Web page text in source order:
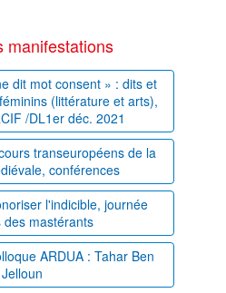
manifestations
dit mot consent » : dits et
(littérature et arts),
/DL1er déc. 2021
transeuropéens de la
conférences
l'indicible, journée
des mastérants
ARDUA : Tahar Ben
Jelloun